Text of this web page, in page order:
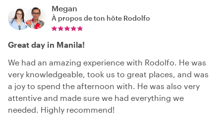
Megan
À propos de ton hôte Rodolfo
Great day in Manila!
We had an amazing experience with Rodolfo. He was
very knowledgeable, took us to great places, and was
a joy to spend the afternoon with. He was also very
attentive and made sure we had everything we
needed. Highly recommend!